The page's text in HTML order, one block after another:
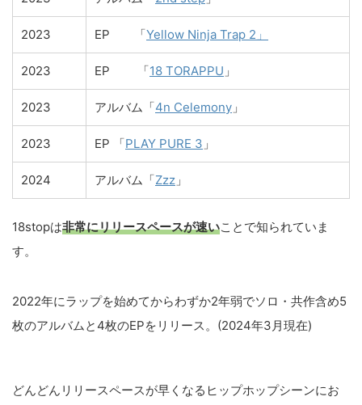
2023 EP 「Yellow Ninja Trap 2」
2023 EP 「18 TORAPPU 」
2023 アルバム「4n Celemony 」
2023 EP 「PLAY PURE 3 」
2024 アルバム「Zzz 」
18stopは非常にリリースペースが速いことで知られていま
す。
2022年にラップを始めてからわずか2年弱でソロ・共作含め5
枚のアルバムと4枚のEPをリリース。(2024年3月現在)
どんどんリリースペースが早くなるヒップホップシーンにお